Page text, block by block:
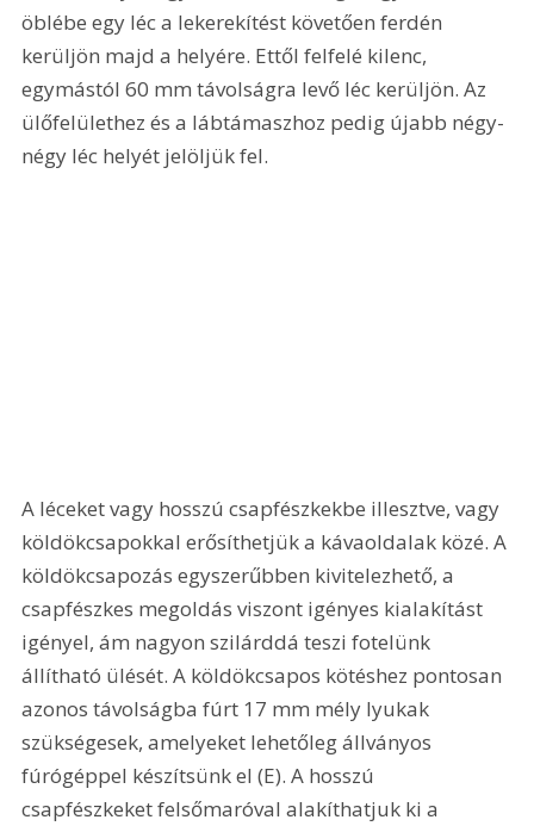
öblébe egy léc a lekerekítést követően ferdén
kerüljön majd a helyére. Ettől felfelé kilenc,
egymástól 60 mm távolságra levő léc kerüljön. Az
ülőfelülethez és a lábtámaszhoz pedig újabb négy-
négy léc helyét jelöljük fel.
A léceket vagy hosszú csapfészkekbe illesztve, vagy
köldökcsapokkal erősíthetjük a kávaoldalak közé. A
köldökcsapozás egyszerűbben kivitelezhető, a
csapfészkes megoldás viszont igényes kialakítást
igényel, ám nagyon szilárddá teszi fotelünk
állítható ülését. A köldökcsapos kötéshez pontosan
azonos távolságba fúrt 17 mm mély lyukak
szükségesek, amelyeket lehetőleg állványos
fúrógéppel készítsünk el (E). A hosszú
csapfészkeket felsőmaróval alakíthatjuk ki a